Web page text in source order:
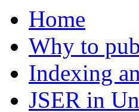
Home
Why to
Indexing
JSER in